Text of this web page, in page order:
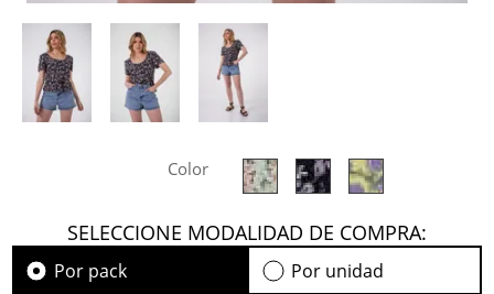
Color
SELECCIONE MODALIDAD DE COMPRA:
Por pack Por unidad